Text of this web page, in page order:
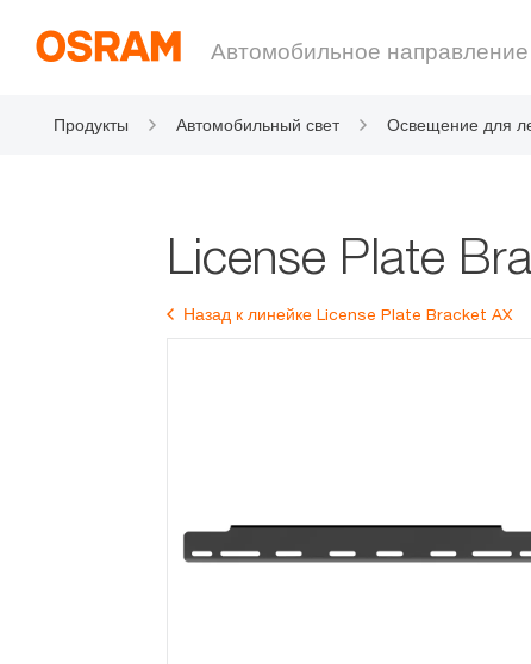
Автомобильное направление
Продукты Автомобильный свет Освещение для
License Plate
Назад к линейке License Plate Bracket AX